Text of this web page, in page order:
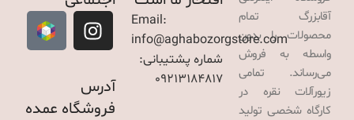
آقابزرگ تمام
محصولات را بدون
واسطه به فروش
می‌رساند. تمامی
زیورآلات نقره در
کارگاه شخصی تولید
Email:
info@aghabozorgstore.com
شماره پشتیبانی:
09213184817
آدرس
فروشگاه عمده